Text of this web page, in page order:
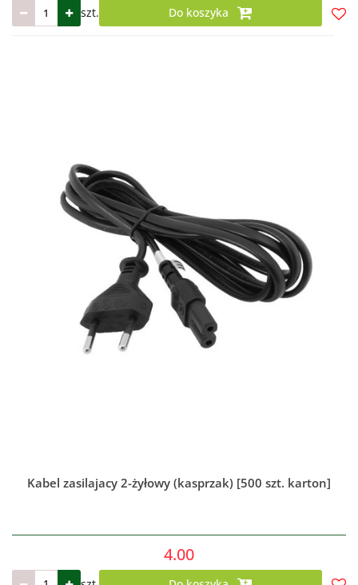
szt. Do koszyka
Kabel zasilajacy 2-żyłowy (kasprzak) [500 szt. karton]
4.00